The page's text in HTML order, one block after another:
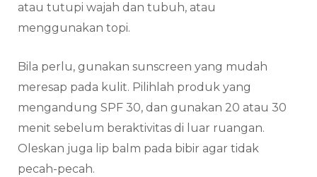
atau tutupi wajah dan tubuh, atau
menggunakan topi.
Bila perlu, gunakan sunscreen yang mudah
meresap pada kulit. Pilihlah produk yang
mengandung SPF 30, dan gunakan 20 atau 30
menit sebelum beraktivitas di luar ruangan.
Oleskan juga lip balm pada bibir agar tidak
pecah-pecah.